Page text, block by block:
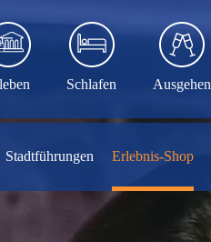
Schlafen Ausgehen
Stadtführungen Erlebnis-Shop